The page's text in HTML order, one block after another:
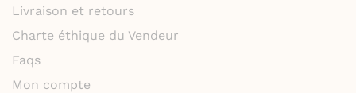
Livraison et retours
Charte éthique du Vendeur
Faqs
Mon compte